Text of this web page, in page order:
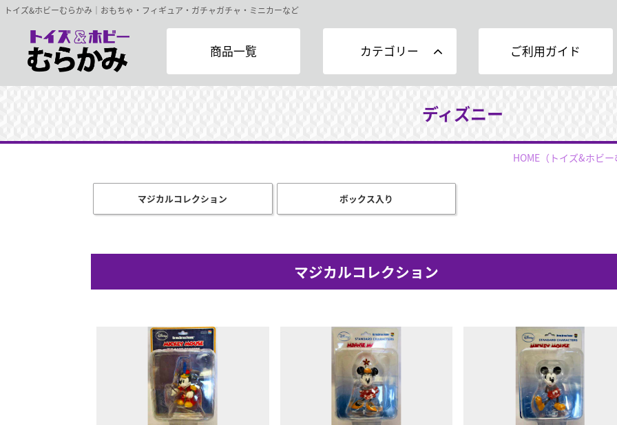
トイズ&ホビーむらかみ｜おもちゃ・フィギュア・ガチャガチャ・ミニカーなど
商品一覧 カテゴリー ご利用ガイド
ディズニー
HOME （トイズ&ホビー
マジカルコレクション ボックス入り
マジカルコレクション